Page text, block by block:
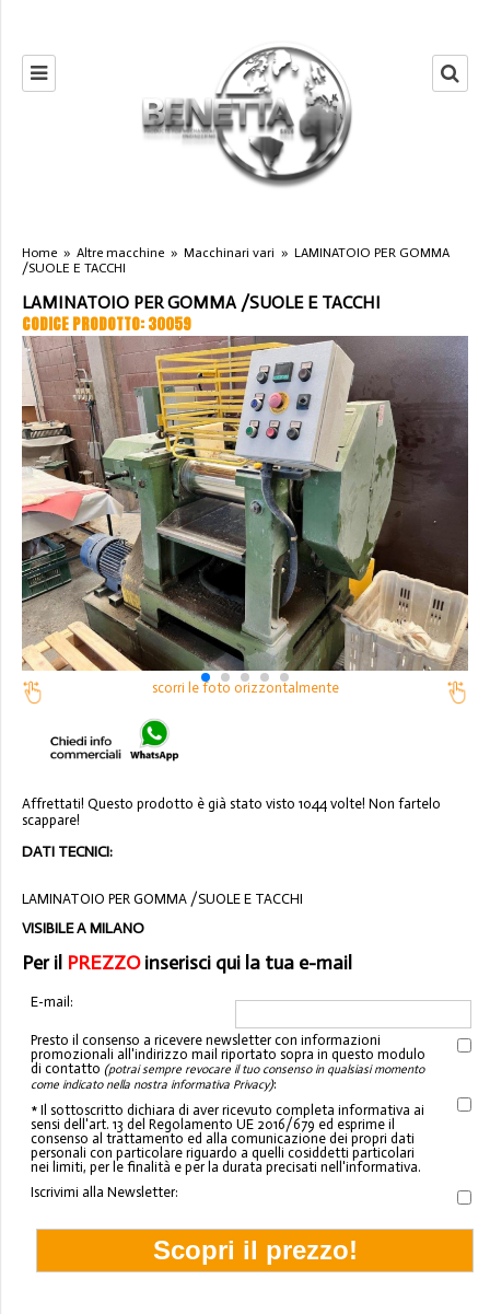
Home » Altre macchine » Macchinari vari » LAMINATOIO PER GOMMA
/SUOLE E TACCHI
LAMINATOIO PER GOMMA /SUOLE E TACCHI
CODICE PRODOTTO: 30059
scorri le foto orizzontalmente
Affrettati! Questo prodotto è già stato visto 1044 volte! Non fartelo
scappare!
DATI TECNICI:
LAMINATOIO PER GOMMA /SUOLE E TACCHI
VISIBILE A MILANO
Per il PREZZOinserisci qui la tua e-mail
E-mail:
Presto il consenso a ricevere newsletter con informazioni
promozionali all'indirizzo mail riportato sopra in questo modulo
di contatto (potrai sempre revocare il tuo consenso in qualsiasi momento
come indicato nella nostra informativa Privacy):
* Il sottoscritto dichiara di aver ricevuto completa informativa ai
sensi dell'art. 13 del Regolamento UE 2016/679 ed esprime il
consenso al trattamento ed alla comunicazione dei propri dati
personali con particolare riguardo a quelli cosiddetti particolari
nei limiti, per le finalità e per la durata precisati nell'informativa.
Iscrivimi alla Newsletter: